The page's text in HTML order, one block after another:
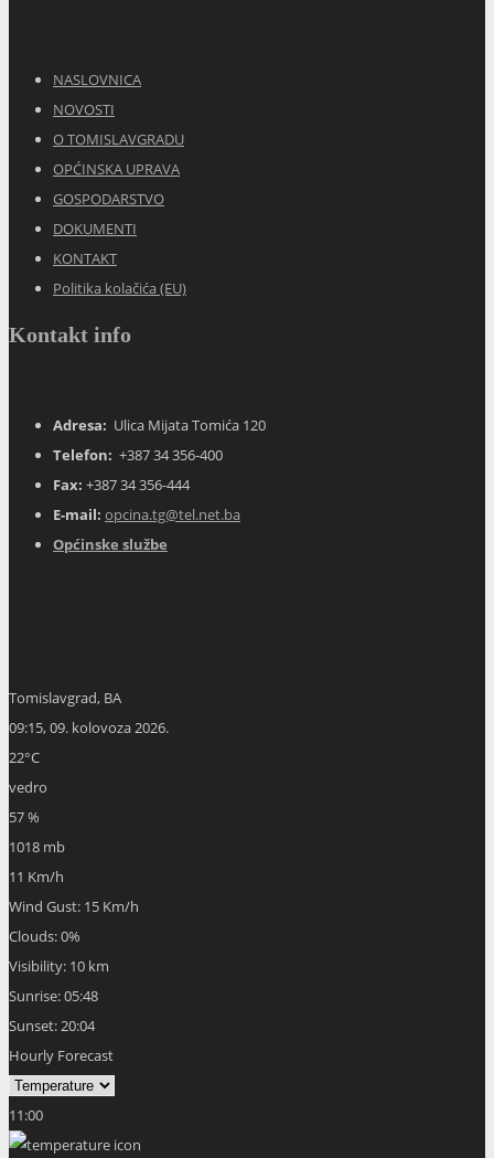
NASLOVNICA
NOVOSTI
O TOMISLAVGRADU
OPĆINSKA UPRAVA
GOSPODARSTVO
DOKUMENTI
KONTAKT
Politika kolačića (EU)
Kontakt info
Adresa: Ulica Mijata Tomića 120
Telefon: +387 34 356-400
Fax: +387 34 356-444
E-mail: opcina.tg@tel.net.ba
Općinske službe
Tomislavgrad, BA
09:15,09. kolovoza 2026.
22°C
vedro
57 %
1018 mb
11 Km/h
Wind Gust: 15 Km/h
Clouds:0%
Visibility: 10 km
Sunrise:05:48
Sunset:20:04
Hourly Forecast
11:00